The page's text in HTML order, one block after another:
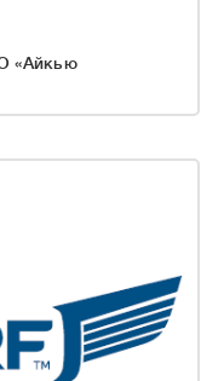
«Айкью